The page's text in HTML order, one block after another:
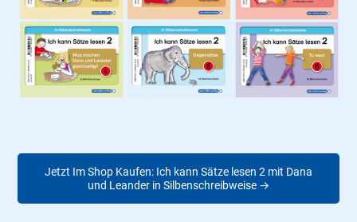
Jetzt Im Shop Kaufen: Ich kann Sätze lesen 2 mit Dana
und Leander in Silbenschreibweise →